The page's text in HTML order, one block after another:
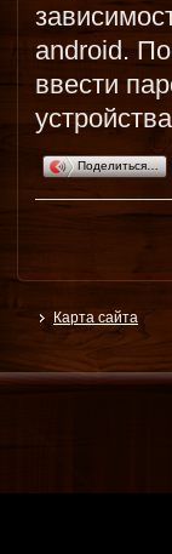
android.
ввести
Поделиться…
Карта сайта